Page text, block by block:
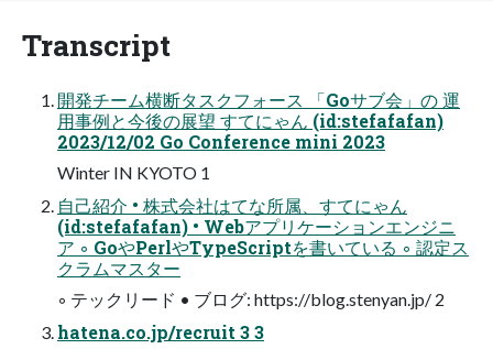
Transcript
開発チーム横断タスクフォース 「Goサブ会」の 運
用事例と今後の展望 すてにゃん (id:stefafafan)
2023/12/02 Go Conference mini 2023
Winter IN KYOTO 1
自己紹介 • 株式会社はてな所属、すてにゃん
(id:stefafafan) • Webアプリケーションエンジニ
ア ◦ GoやPerlやTypeScriptを書いている ◦ 認定ス
クラムマスター
◦ テックリード • ブログ: https://blog.stenyan.jp/ 2
hatena.co.jp/recruit 3 3